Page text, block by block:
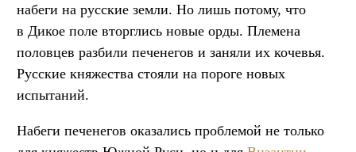
набеги на русские земли. Но лишь потому, что
в Дикое поле вторглись новые орды. Племена
половцев разбили печенегов и заняли их кочевья.
Русские княжества стояли на пороге новых
испытаний.
Набеги печенегов оказались проблемой не только